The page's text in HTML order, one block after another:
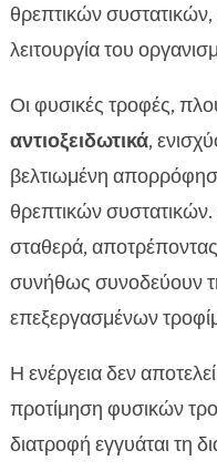
θρεπτικών
λειτουργία του
Οι φυσικές τροφές,
αντιοξειδωτικά,
βελτιωμένη
θρεπτικών
σταθερά,
συνήθως συνοδεύουν
επεξεργασμένων
Η ενέργεια δεν
προτίμηση φυσικών
διατροφή εγγυάται τη